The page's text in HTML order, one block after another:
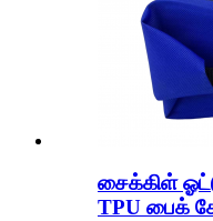
சைக்கிள்
TPU பைக்